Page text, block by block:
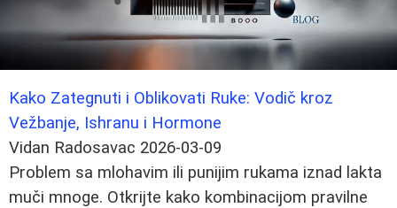
Kako Zategnuti i Oblikovati Ruke: Vodič kroz
Vežbanje, Ishranu i Hormone
Vidan Radosavac 2026-03-09
Problem sa mlohavim ili punijim rukama iznad lakta
muči mnoge. Otkrijte kako kombinacijom pravilne